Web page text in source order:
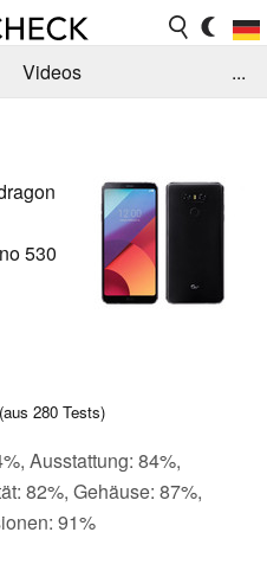
Videos
Jobs
...
530
280 Tests)
Ausstattung: 84%,
82%, Gehäuse: 87%,
91%